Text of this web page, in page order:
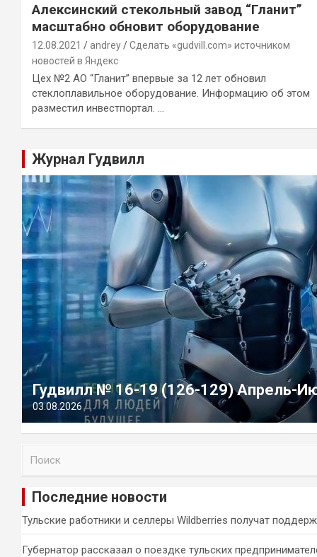
Алексинский стекольный завод “Гланит”
масштабно обновит оборудование
12.08.2021 andrey
Сделать «gudvill.com» источником
новостей в Яндекс
Цех №2 АО “Гланит” впервые за 12 лет обновил
стеклоплавильное оборудование. Информацию об этом
разместил инвестпортал. …
Журнал Гудвилл
Гудвилл № 16-19 (126-129) Апрель-
03.08.2026
и
Последние новости
Тульские работники и селлеры Wildberries получат
Губернатор рассказал о поездке тульских